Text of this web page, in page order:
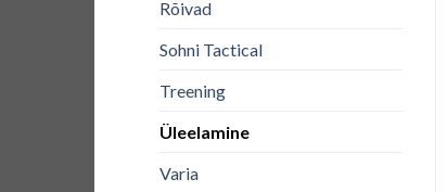
Rõivad
Sohni Tactical
Treening
Üleelamine
Varia